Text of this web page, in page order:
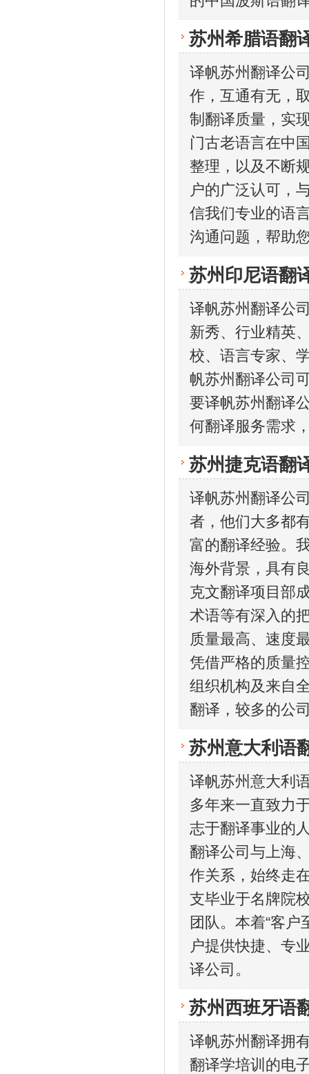
苏州希腊语翻
译帆苏州翻译公
作，互通有无，
制翻译质量，实
门古老语言在中
整理，以及不断
户的广泛认可，
信我们专业的语
沟通问题，帮助
苏州印尼语翻
译帆苏州翻译公
新秀、行业精英
校、语言专家、
帆苏州翻译公司
要译帆苏州翻译
何翻译服务需求
苏州捷克语翻
译帆苏州翻译公
者，他们大多都
富的翻译经验。
海外背景，具有
克文翻译项目部
术语等有深入的
质量最高、速度
凭借严格的质量
组织机构及来自
翻译，较多的公
苏州意大利语
译帆苏州意大利
多年来一直致力
志于翻译事业的
翻译公司与上海
作关系，始终走
支毕业于名牌院
团队。本着“客户
户提供快捷、专
译公司。
苏州西班牙语
译帆苏州翻译拥
翻译学培训的电